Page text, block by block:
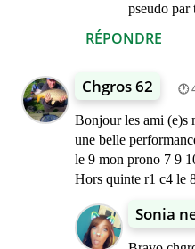
RÉPONDRE
pseudo par
Chgros 62
Bonjour les ami (e)s
une belle
le 9 mon prono 7 9
Hors quinte r1 c4 le
Sonia